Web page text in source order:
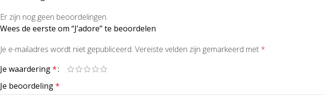
Er zijn nog geen beoordelingen.
Wees de eerste om “J’adore” te beoordelen
Je e-mailadres wordt niet gepubliceerd. Vereiste velden zijn gemarkeerd met *
Je waardering*
Je beoordeling*